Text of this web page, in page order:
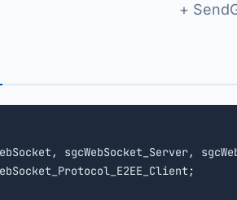
+
sgcWebSocket_Server,